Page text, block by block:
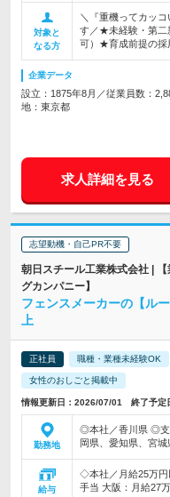
対象と
なる方
＼『重機ってカッ
す／★未経験・第二
可）★育成前提の採
企業データ
設立：1875年8月／従業員数：
地：東京都
求人詳細を見る
志望動機・自己PR不要
朝日スチール工業株式会社 |
グカンパニー】
フェンスメーカーの【ル
上
正社員 職種・業種未経験OK
女性のおしごと掲載中
情報更新日：2026/07/01 終了予定
勤務地
◎本社／香川県 ◎支
岡県、愛知県、宮
給与
◇本社／月給25万円
手当 大阪：月給27